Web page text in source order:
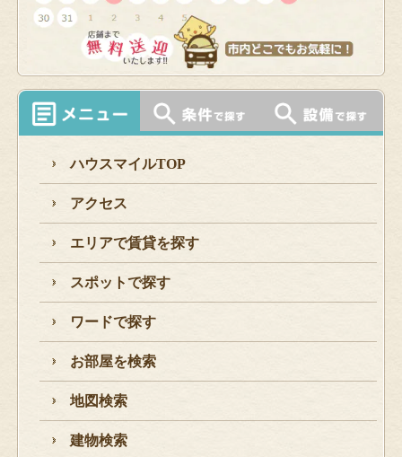
ハウスマイルTOP
アクセス
エリアで賃貸を探す
スポットで探す
ワードで探す
お部屋を検索
地図検索
建物検索